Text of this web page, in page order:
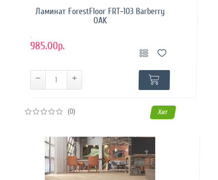
Ламинат ForestFloor FRT-103 Barberry
OAK
..
985.00р.
(0) Хит